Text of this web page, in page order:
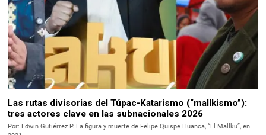
Las rutas divisorias del Túpac-Katarismo (“mallkismo”):
tres actores clave en las subnacionales 2026
Por: Edwin Gutiérrez P. La figura y muerte de Felipe Quispe Huanca, “El Mallku”, en